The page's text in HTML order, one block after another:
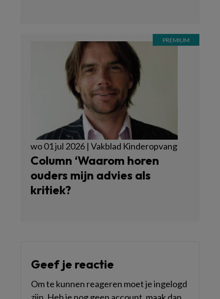
wo 01 jul 2026 | Vakblad Kinderopvang
Column ‘Waarom horen
ouders mijn advies als
kritiek?
Geef je reactie
Om te kunnen reageren moet je ingelogd